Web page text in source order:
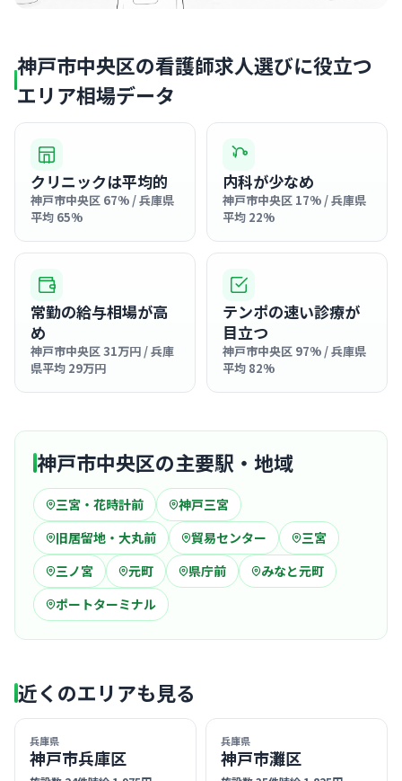
神戸市中央区の看護師求人選びに役立つ
エリア相場データ
クリニックは平均的
神戸市中央区 67% / 兵庫県
平均 65%
内科が少なめ
神戸市中央区 17% / 兵庫県
平均 22%
常勤の給与相場が高
め
神戸市中央区 31万円 / 兵庫
県平均 29万円
テンポの速い診療が
目立つ
神戸市中央区 97% / 兵庫県
平均 82%
神戸市中央区の主要駅・地域
三宮・花時計前
神戸三宮
旧居留地・大丸前
貿易センター
三宮
三ノ宮
元町 県庁前
みなと元町
ポートターミナル
近くのエリアも見る
兵庫県
神戸市兵庫区
兵庫県
神戸市灘区